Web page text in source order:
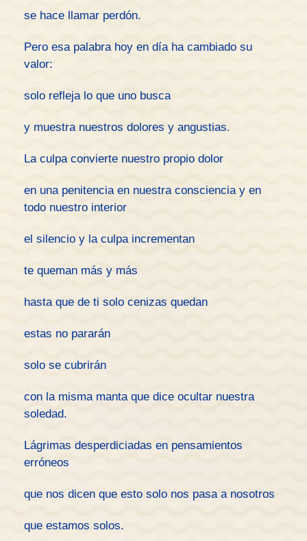
se hace llamar perdón.
Pero esa palabra hoy en día ha cambiado su
valor:
solo refleja lo que uno busca
y muestra nuestros dolores y angustias.
La culpa convierte nuestro propio dolor
en una penitencia en nuestra consciencia y en
todo nuestro interior
el silencio y la culpa incrementan
te queman más y más
hasta que de ti solo cenizas quedan
estas no pararán
solo se cubrirán
con la misma manta que dice ocultar nuestra
soledad.
Lágrimas desperdiciadas en pensamientos
erróneos
que nos dicen que esto solo nos pasa a nosotros
que estamos solos.